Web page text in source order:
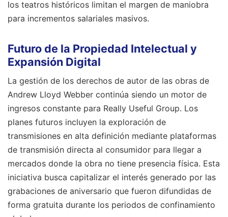
los teatros históricos limitan el margen de maniobra
para incrementos salariales masivos.
Futuro de la Propiedad Intelectual y
Expansión Digital
La gestión de los derechos de autor de las obras de
Andrew Lloyd Webber continúa siendo un motor de
ingresos constante para Really Useful Group. Los
planes futuros incluyen la exploración de
transmisiones en alta definición mediante plataformas
de transmisión directa al consumidor para llegar a
mercados donde la obra no tiene presencia física. Esta
iniciativa busca capitalizar el interés generado por las
grabaciones de aniversario que fueron difundidas de
forma gratuita durante los periodos de confinamiento